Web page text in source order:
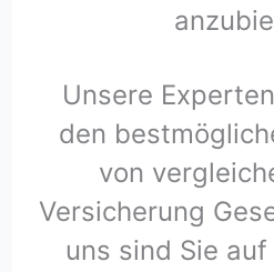
Unsere
den
von
Versicherung
uns sind Sie